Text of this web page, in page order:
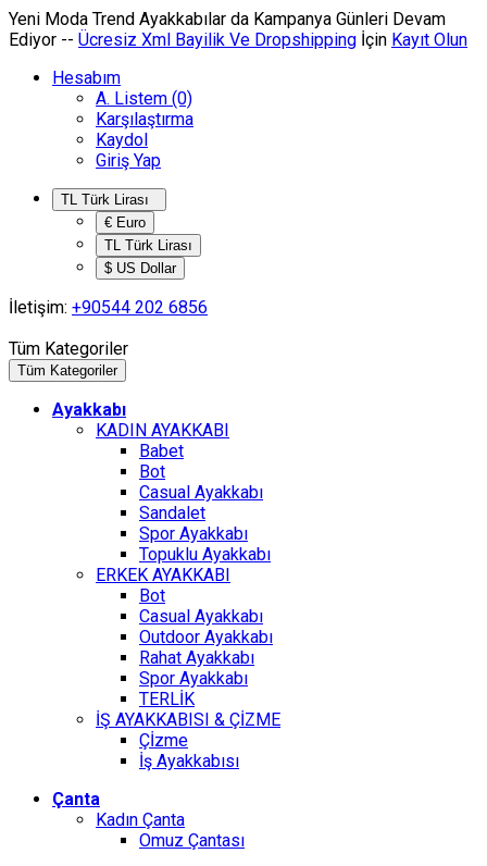
Yeni Moda Trend Ayakkabılar da Kampanya Günleri Devam
Ediyor -- Ücresiz Xml Bayilik Ve Dropshipping İçin Kayıt Olun
Hesabım
A. Listem (0)
Karşılaştırma
Kaydol
Giriş Yap
€ Euro
TL Türk Lirası
$ US Dollar
İletişim: +90544 202 6856
Tüm Kategoriler
Tüm Kategoriler
Ayakkabı
KADIN AYAKKABI
Babet
Bot
Casual Ayakkabı
Sandalet
Spor Ayakkabı
Topuklu Ayakkabı
ERKEK AYAKKABI
Bot
Casual Ayakkabı
Outdoor Ayakkabı
Rahat Ayakkabı
Spor Ayakkabı
TERLİK
İŞ AYAKKABISI & ÇİZME
Çİzme
İş Ayakkabısı
Çanta
Kadın Çanta
Omuz Çantası